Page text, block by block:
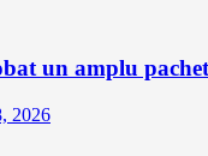
un amplu
2026